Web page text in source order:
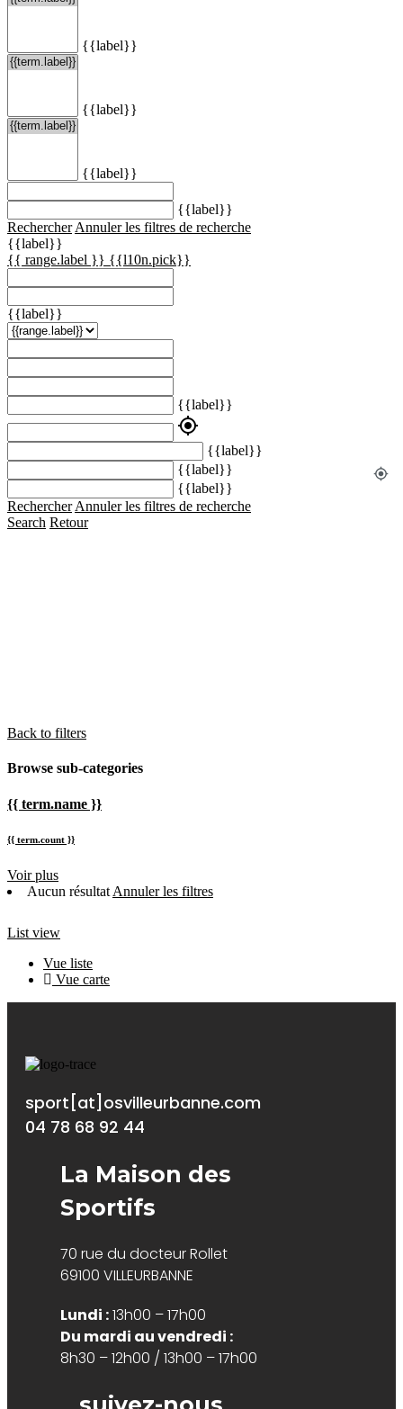
{{label}}
{{label}}
{{label}}
{{label}}
Rechercher Annuler les filtres de recherche
{{label}}
{{ range.label }} {{l10n.pick}}
{{label}}
{{label}}
my_location
my_location
{{label}}
{{label}}
{{label}}
Rechercher Annuler les filtres de recherche
Search Retour
Back to filters
Browse sub-categories
{{ term.name }}
{{ term.count }}
Voir plus
Aucun résultatAnnuler les filtres
List view
Vue liste
Vue carte
sport[at]osvilleurbanne.com
04 78 68 92 44
La Maison des
Sportifs
70 rue du docteur Rollet
69100 VILLEURBANNE
Lundi :13h00 – 17h00
Du mardi au vendredi :
8h30 – 12h00 / 13h00 – 17h00